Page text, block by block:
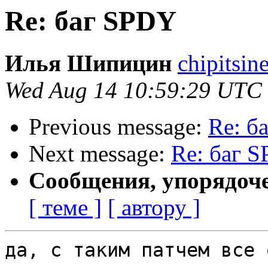
Re: баг SPDY
Илья Шипицин
Wed Aug 14 10:59:29
Previous message: Re:
Next message: Re: баг
Сообщения,
[ теме ] [ автору ]
да, с таким патчем все